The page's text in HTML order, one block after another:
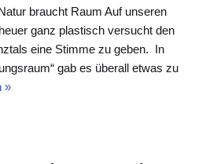
braucht Raum Auf unseren
ganz plastisch versucht den
eine Stimme zu geben. In
gab es überall etwas zu
»